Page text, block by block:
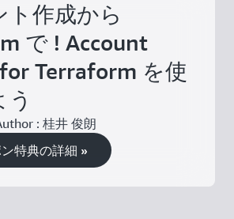
ト作成から
で ! Account
Terraform を使
う
: 桂井 俊朗
特典の詳細 »